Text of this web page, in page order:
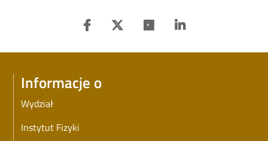
Informacje o
Wydział
Instytut Fizyki